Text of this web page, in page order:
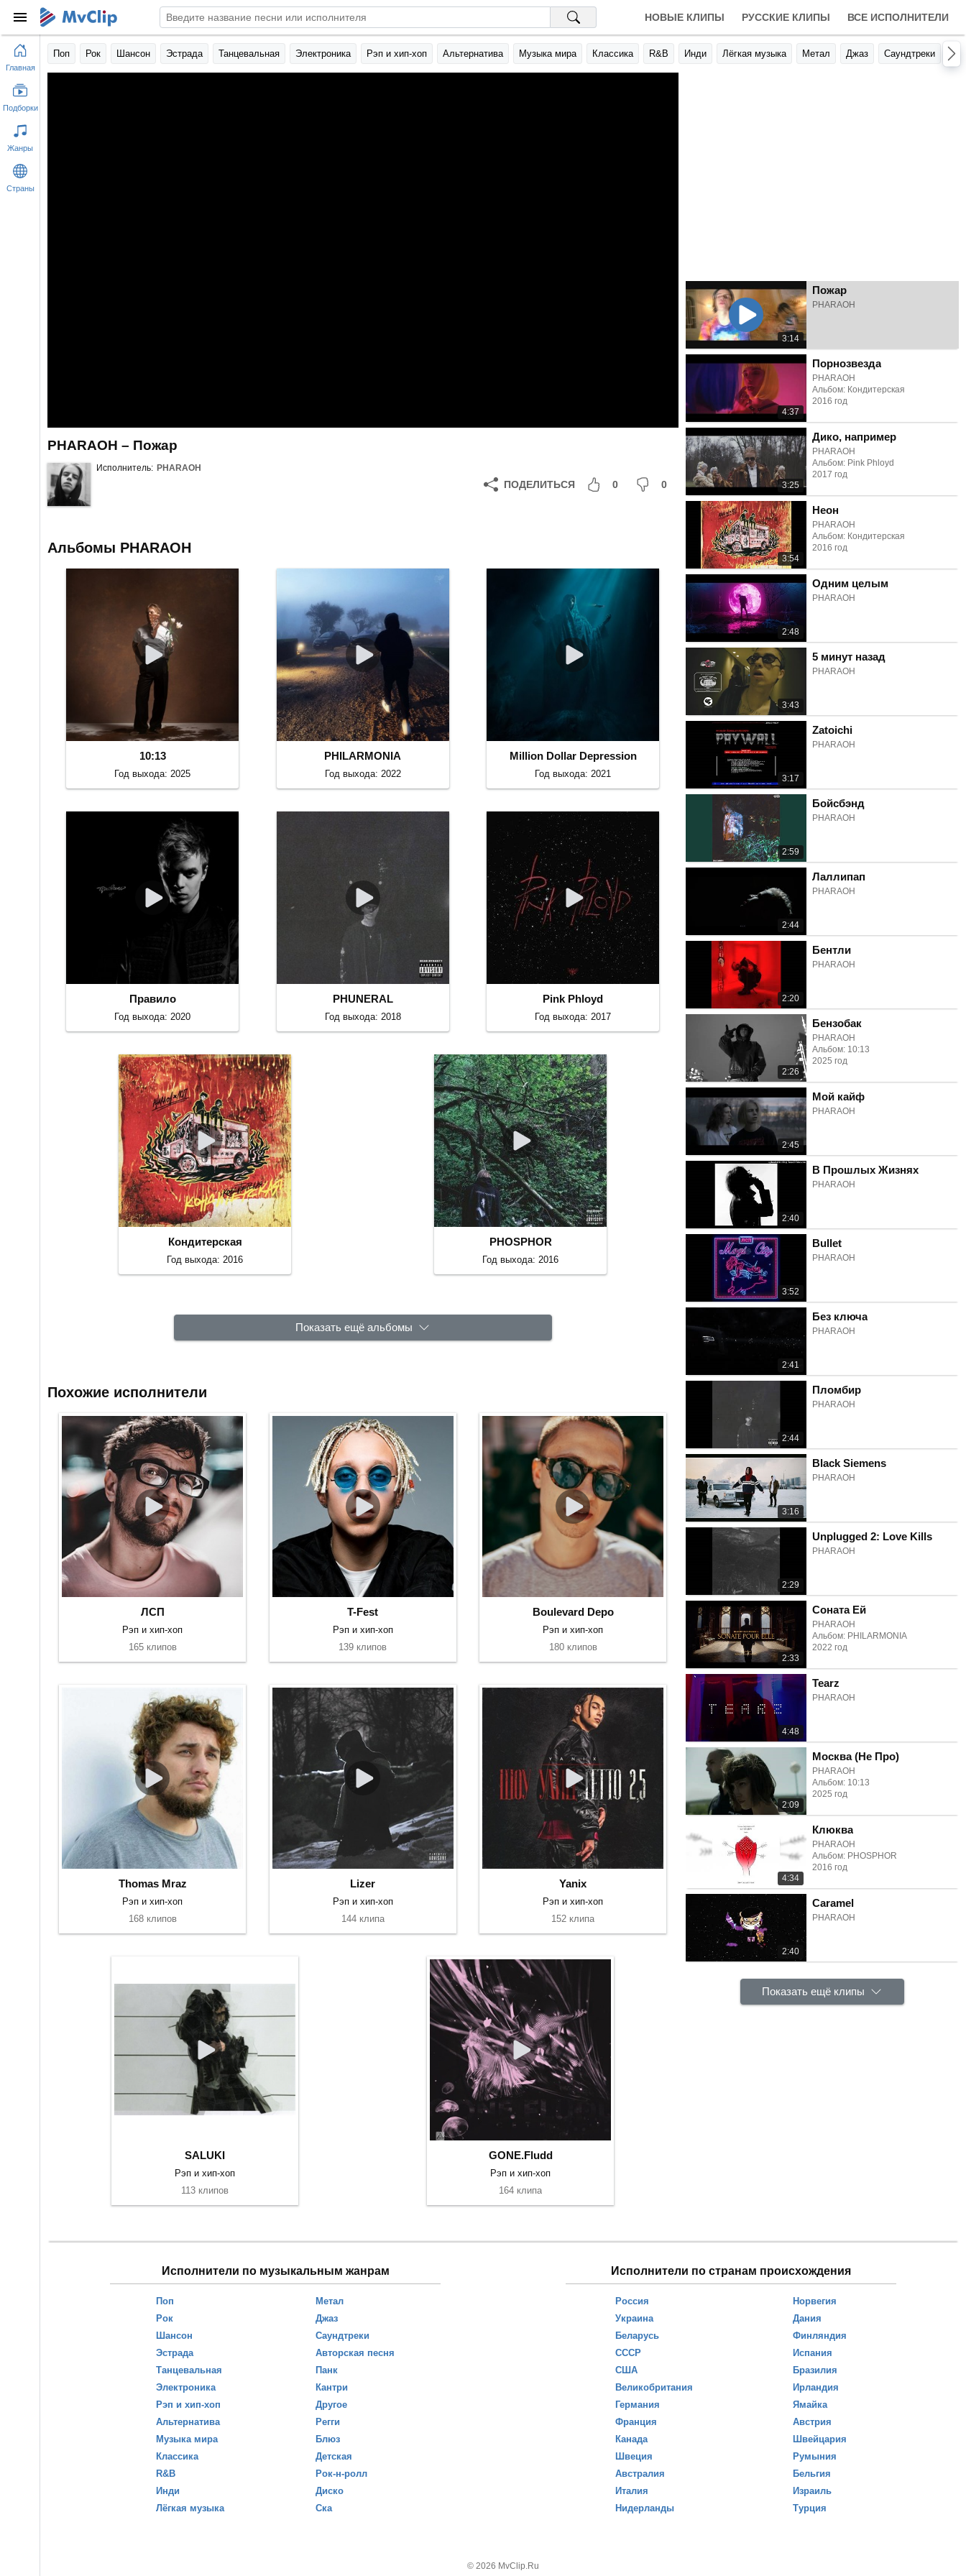
НОВЫЕ КЛИПЫ РУССКИЕ КЛИПЫ ВСЕ ИСПОЛНИТЕЛИ
Поп Рок Шансон Эстрада Танцевальная Электроника Рэп и хип-хоп Альтернатива Музыка мира Классика R&B Инди Лёгкая музыка Метал Джаз Саундтреки
PHARAOH – Пожар
Исполнитель: PHARAOH
ПОДЕЛИТЬСЯ 0 0
3:14
Пожар
PHARAOH
4:37
Порнозвезда
PHARAOH
Альбом: Кондитерская
2016 год
3:25
Дико, например
PHARAOH
Альбом: Pink Phloyd
2017 год
3:54
Неон
PHARAOH
Альбом: Кондитерская
2016 год
2:48
Одним целым
PHARAOH
3:43
5 минут назад
PHARAOH
3:17
Zatoichi
PHARAOH
2:59
Бойсбэнд
PHARAOH
2:44
Лаллипап
PHARAOH
2:20
Бентли
PHARAOH
2:26
Бензобак
PHARAOH
Альбом: 10:13
2025 год
2:45
Мой кайф
PHARAOH
2:40
В Прошлых Жизнях
PHARAOH
3:52
Bullet
PHARAOH
2:41
Без ключа
PHARAOH
2:44
Пломбир
PHARAOH
3:16
Black Siemens
PHARAOH
2:29
Unplugged 2: Love Kills
PHARAOH
2:33
Соната Ей
PHARAOH
Альбом: PHILARMONIA
2022 год
4:48
Tearz
PHARAOH
2:09
Москва (Не Про)
PHARAOH
Альбом: 10:13
2025 год
4:34
Клюква
PHARAOH
Альбом: PHOSPHOR
2016 год
2:40
Caramel
PHARAOH
Показать ещё клипы
Альбомы PHARAOH
10:13
Год выхода: 2025
PHILARMONIA
Год выхода: 2022
Million Dollar Depression
Год выхода: 2021
Правило
Год выхода: 2020
PHUNERAL
Год выхода: 2018
Pink Phloyd
Год выхода: 2017
Кондитерская
Год выхода: 2016
PHOSPHOR
Год выхода: 2016
Показать ещё альбомы
Похожие исполнители
ЛСП
Рэп и хип-хоп
165 клипов
T-Fest
Рэп и хип-хоп
139 клипов
Boulevard Depo
Рэп и хип-хоп
180 клипов
Thomas Mraz
Рэп и хип-хоп
168 клипов
Lizer
Рэп и хип-хоп
144 клипа
Yanix
Рэп и хип-хоп
152 клипа
SALUKI
Рэп и хип-хоп
113 клипов
GONE.Fludd
Рэп и хип-хоп
164 клипа
Исполнители по музыкальным жанрам
Поп
Рок
Шансон
Эстрада
Танцевальная
Электроника
Рэп и хип-хоп
Альтернатива
Музыка мира
Классика
R&B
Инди
Лёгкая музыка
Метал
Джаз
Саундтреки
Авторская песня
Панк
Кантри
Другое
Регги
Блюз
Детская
Рок-н-ролл
Диско
Ска
Исполнители по странам происхождения
Россия
Украина
Беларусь
СССР
США
Великобритания
Германия
Франция
Канада
Швеция
Австралия
Италия
Нидерланды
Норвегия
Дания
Финляндия
Испания
Бразилия
Ирландия
Ямайка
Австрия
Швейцария
Румыния
Бельгия
Израиль
Турция
© 2026 MvClip.Ru
Главная
Подборки
Жанры
Страны